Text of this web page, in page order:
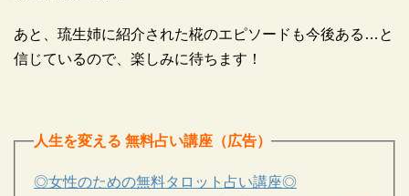
あと、琉生姉に紹介された椛のエピソードも今後ある…と
信じているので、楽しみに待ちます！
人生を変える 無料占い講座（広告）
◎女性のための無料タロット占い講座◎